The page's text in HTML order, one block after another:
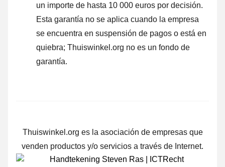
un importe de hasta 10 000 euros por decisión.
Esta garantía no se aplica cuando la empresa
se encuentra en suspensión de pagos o está en
quiebra; Thuiswinkel.org no es un fondo de
garantía.
Thuiswinkel.org es la asociación de empresas que
venden productos y/o servicios a través de Internet.